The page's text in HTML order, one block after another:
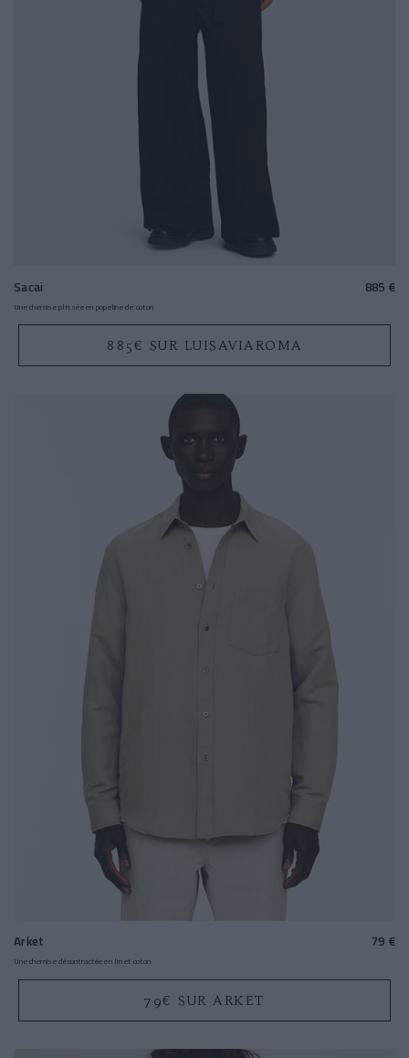
Sacai 885 €
Une chemise plissée en popeline de coton
885€ SUR LUISAVIAROMA
Arket 79 €
Une chemise décontractée en lin et coton
79€ SUR ARKET